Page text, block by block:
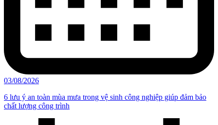
03/08/2026
6 lưu ý an toàn mùa mưa trong vệ sinh công nghiệp giúp đảm bảo
chất lượng công trình